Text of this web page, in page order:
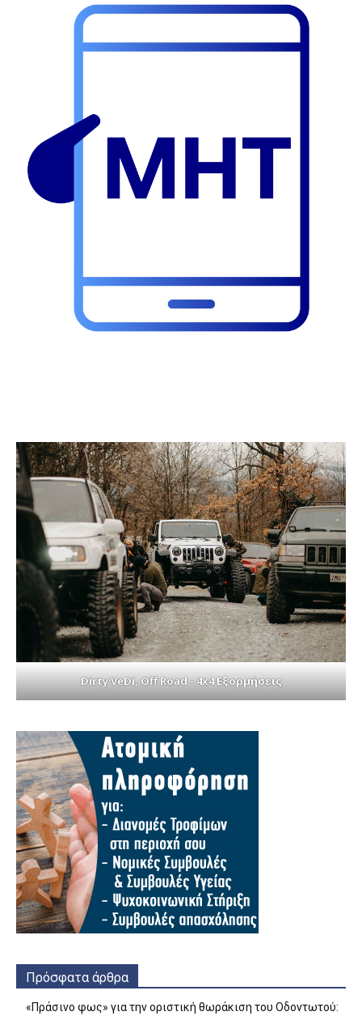
Dirty VeDi, Off Road - 4x4 Εξορμήσεις
Πρόσφατα άρθρα
«Πράσινο φως» για την οριστική θωράκιση του Οδοντωτού: